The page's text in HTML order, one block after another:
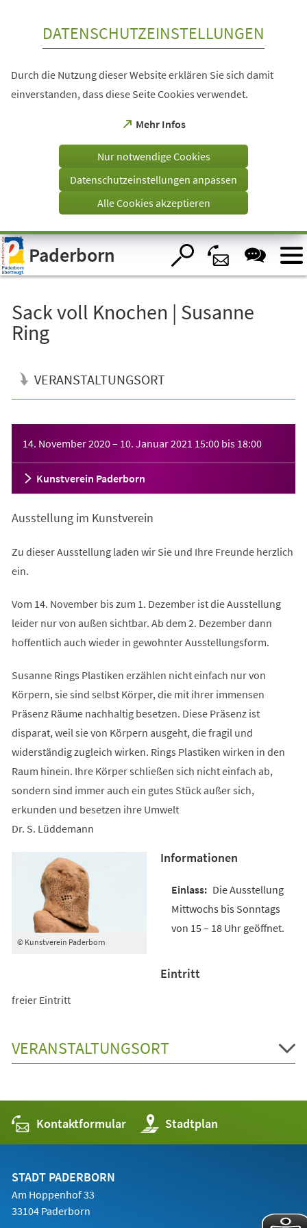
Visuelle
Assistenzsoftware
öffnen.
DATENSCHUTZEINSTELLUNGEN
Durch die Nutzung dieser Website erklären Sie sich damit
einverstanden, dass diese Seite Cookies verwendet.
Mehr Infos
(Öffnet
einem
Tab)
Nur notwendige Cookies
Datenschutzeinstellungen anpassen
Alle Cookies akzeptieren
Paderborn
Sack voll Knochen | Susanne
Ring
VERANSTALTUNGSORT
14. November 2020– 10. Januar 2021 15:00 bis 18:00
Kunstverein Paderborn
Ausstellung im Kunstverein
Zu dieser Ausstellung laden wir Sie und Ihre Freunde herzlich
ein.
Vom 14. November bis zum 1. Dezember ist die Ausstellung
leider nur von außen sichtbar. Ab dem 2. Dezember dann
hoffentlich auch wieder in gewohnter Ausstellungsform.
Susanne Rings Plastiken erzählen nicht einfach nur von
Körpern, sie sind selbst Körper, die mit ihrer immensen
Präsenz Räume nachhaltig besetzen. Diese Präsenz ist
disparat, weil sie von Körpern ausgeht, die fragil und
widerständig zugleich wirken. Rings Plastiken wirken in den
Raum hinein. Ihre Körper schließen sich nicht einfach ab,
sondern sind immer auch ein gutes Stück außer sich,
erkunden und besetzen ihre Umwelt
Dr. S. Lüddemann
© Kunstverein Paderborn
Informationen
Die Ausstellung
Mittwochs bis Sonntags
von 15 – 18 Uhr geöffnet.
Eintritt
freier Eintritt
VERANSTALTUNGSORT
Kontaktformular Stadtplan
(Öffnet
in
einem
STADT PADERBORN
Am Hoppenhof 33
33104 Paderborn